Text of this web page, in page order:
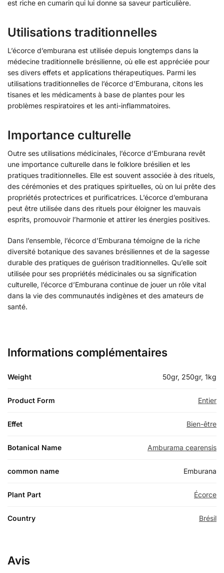
est riche en cumarin qui lui donne sa saveur particulière.
Utilisations traditionnelles
L’écorce d’emburana est utilisée depuis longtemps dans la
médecine traditionnelle brésilienne, où elle est appréciée pour
ses divers effets et applications thérapeutiques. Parmi les
utilisations traditionnelles de l’écorce d’Emburana, citons les
tisanes et les médicaments à base de plantes pour les
problèmes respiratoires et les anti-inflammatoires.
Importance culturelle
Outre ses utilisations médicinales, l’écorce d’Emburana revêt
une importance culturelle dans le folklore brésilien et les
pratiques traditionnelles. Elle est souvent associée à des rituels,
des cérémonies et des pratiques spirituelles, où on lui prête des
propriétés protectrices et purificatrices. L’écorce d’emburana
peut être utilisée dans des rituels pour éloigner les mauvais
esprits, promouvoir l’harmonie et attirer les énergies positives.
Dans l’ensemble, l’écorce d’Emburana témoigne de la riche
diversité botanique des savanes brésiliennes et de la sagesse
durable des pratiques de guérison traditionnelles. Qu’elle soit
utilisée pour ses propriétés médicinales ou sa signification
culturelle, l’écorce d’Emburana continue de jouer un rôle vital
dans la vie des communautés indigènes et des amateurs de
santé.
Informations complémentaires
Weight 50gr, 250gr, 1kg
Product Form Entier
Effet Bien-être
Botanical Name Amburama cearensis
common name Emburana
Plant Part Écorce
Country Brésil
Avis